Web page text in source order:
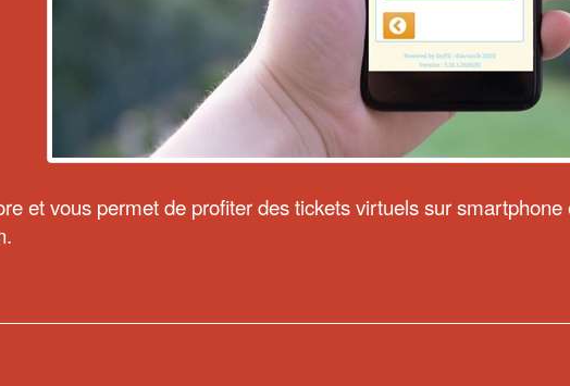
et vous permet de profiter des tickets virtuels sur